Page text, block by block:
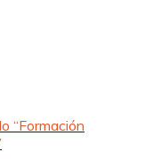
“Formación